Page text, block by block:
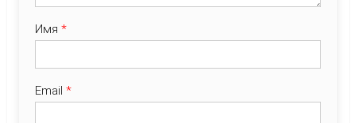
Имя *
Email *